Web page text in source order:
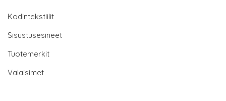
Kodintekstiilit
Sisustusesineet
Tuotemerkit
Valaisimet